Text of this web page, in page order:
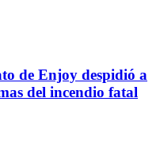
de Enjoy despidió a
del incendio fatal